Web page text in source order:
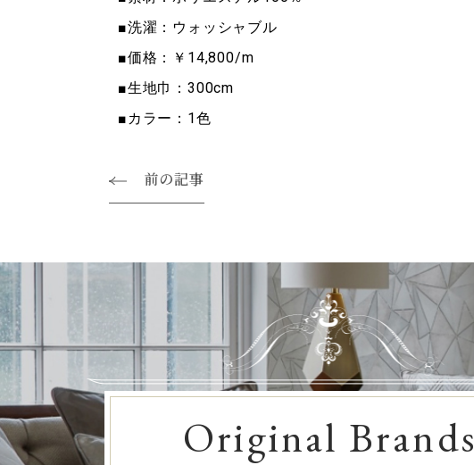
■洗濯：ウォッシャブル
■価格：￥14,800/m
■生地巾：300cm
■カラー：1色
前の記事
Original Brands